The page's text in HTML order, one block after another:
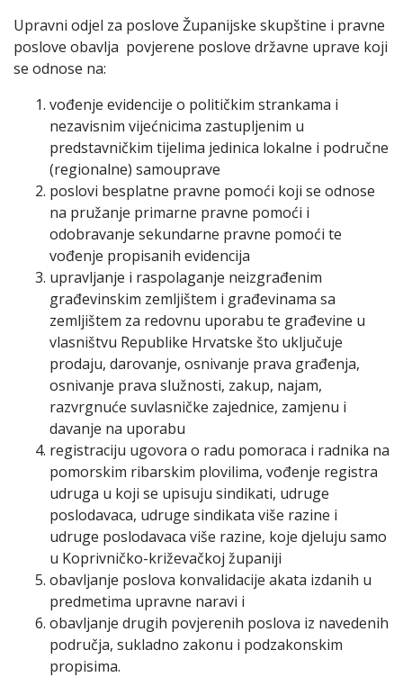
Upravni odjel za poslove Županijske skupštine i pravne
poslove obavlja povjerene poslove državne uprave koji
se odnose na:
vođenje evidencije o političkim strankama i
nezavisnim vijećnicima zastupljenim u
predstavničkim tijelima jedinica lokalne i područne
(regionalne) samouprave
poslovi besplatne pravne pomoći koji se odnose
na pružanje primarne pravne pomoći i
odobravanje sekundarne pravne pomoći te
vođenje propisanih evidencija
upravljanje i raspolaganje neizgrađenim
građevinskim zemljištem i građevinama sa
zemljištem za redovnu uporabu te građevine u
vlasništvu Republike Hrvatske što uključuje
prodaju, darovanje, osnivanje prava građenja,
osnivanje prava služnosti, zakup, najam,
razvrgnuće suvlasničke zajednice, zamjenu i
davanje na uporabu
registraciju ugovora o radu pomoraca i radnika na
pomorskim ribarskim plovilima, vođenje registra
udruga u koji se upisuju sindikati, udruge
poslodavaca, udruge sindikata više razine i
udruge poslodavaca više razine, koje djeluju samo
u Koprivničko-križevačkoj županiji
obavljanje poslova konvalidacije akata izdanih u
predmetima upravne naravi i
obavljanje drugih povjerenih poslova iz navedenih
područja, sukladno zakonu i podzakonskim
propisima.